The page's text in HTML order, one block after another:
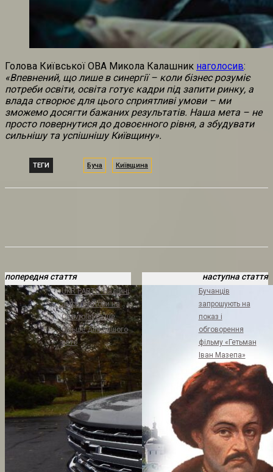
Голова Київської ОВА Микола Калашник наголосив:
«Впевнений, що лише в синергії – коли бізнес розуміє
потреби освіти, освіта готує кадри під запити ринку, а
влада створює для цього сприятливі умови – ми
зможемо досягти бажаних результатів. Наша мета – не
просто повернутися до довоєнного рівня, а збудувати
сильнішу та успішнішу Київщину».
ТЕГИ Буча Київщина
попередня стаття
UKR PARTS: Надійні
амортизатори на
Chevrolet та ще
більше для вашого
авто
наступна стаття
Бучанців
запрошують на
показ і
обговорення
фільму «Гетьман
Іван Мазепа»